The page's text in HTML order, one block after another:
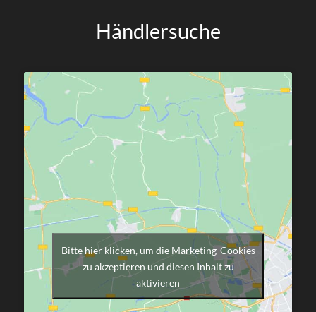
Händlersuche
Bitte hier klicken, um die Marketing-Cookies
zu akzeptieren und diesen Inhalt zu
aktivieren